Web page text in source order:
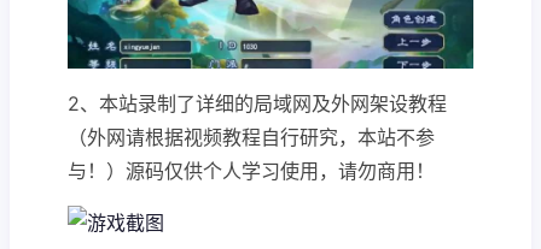
2、本站录制了详细的局域网及外网架设教程
（外网请根据视频教程自行研究，本站不参
与！）源码仅供个人学习使用，请勿商用！